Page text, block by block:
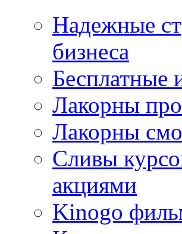
Надежные
бизнеса
Бесплатные
Лакорны
Лакорны
Сливы
акциями
Kinogo